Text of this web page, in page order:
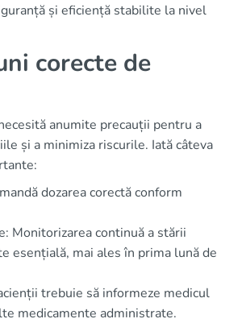
și eficiență stabilite la nivel
corecte de
anumite precauții pentru a
și a minimiza riscurile. Iată câteva
dozarea corectă conform
Monitorizarea continuă a stării
esențială, mai ales în prima lună de
trebuie să informeze medicul
medicamente administrate.